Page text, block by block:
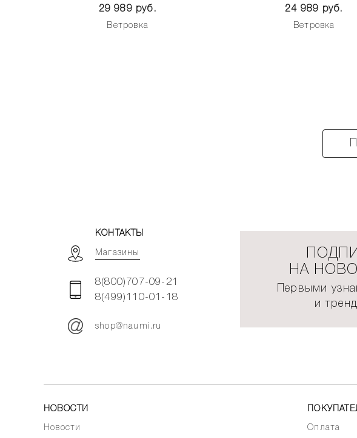
29 989 руб.
Ветровка
24 989 руб.
Ветровка
КОНТАКТЫ
Магазины
8(800)707-09-21
8(499)110-01-18
shop@naumi.ru
НА
Первыми
и
НОВОСТИ
Новости Оплата